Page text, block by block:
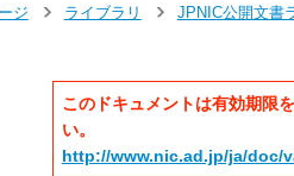
ジ
ライブラリ
JPNIC公開文書
このドキュメントは有効期限
い。
http://www.nic.ad.jp/ja/doc/